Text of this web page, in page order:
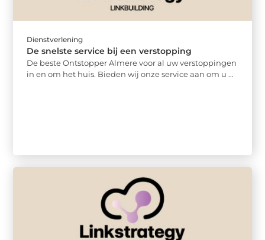
Dienstverlening
De snelste service bij een verstopping
De beste Ontstopper Almere voor al uw verstoppingen
in en om het huis. Bieden wij onze service aan om u ...